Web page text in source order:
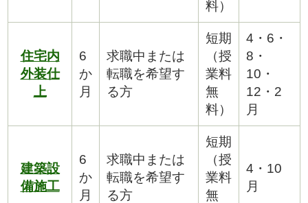
料）
住宅内
外装仕
上
6
か
月
求職中または
転職を希望す
る方
短期
（授
業料
無
料）
4・6・
8・
10・
12・2
月
建築設
備施工
6
か
月
求職中または
転職を希望す
る方
短期
（授
業料
無
4・10
月